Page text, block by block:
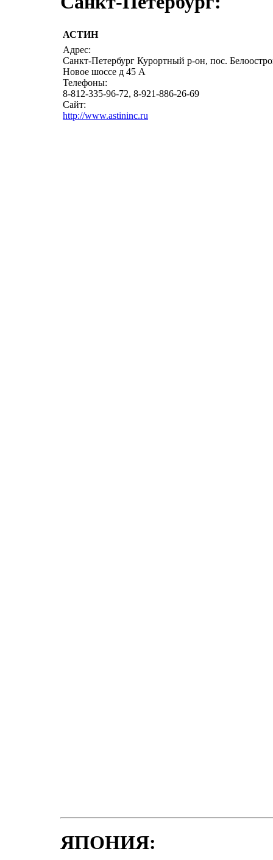
АСТИН
Адрес:
Санкт-Петербург Курортный р-он, пос.
Новое шоссе д 45 А
Телефоны:
8-812-335-96-72, 8-921-886-26-69
Сайт:
http://www.astininc.ru
ЯПОНИЯ: